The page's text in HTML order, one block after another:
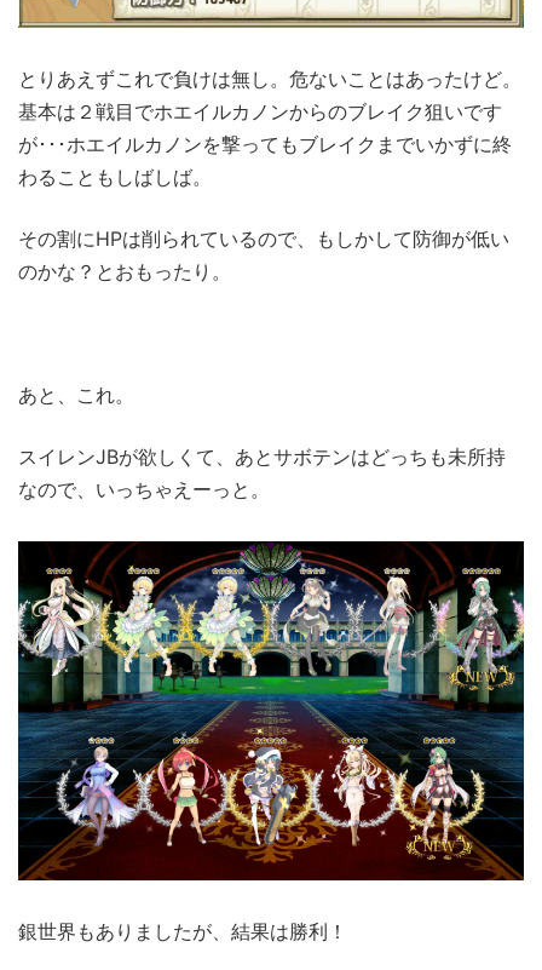
とりあえずこれで負けは無し。危ないことはあったけど。
基本は２戦目でホエイルカノンからのブレイク狙いです
が･･･ホエイルカノンを撃ってもブレイクまでいかずに終
わることもしばしば。
その割にHPは削られているので、もしかして防御が低い
のかな？とおもったり。
あと、これ。
スイレンJBが欲しくて、あとサボテンはどっちも未所持
なので、いっちゃえーっと。
銀世界もありましたが、結果は勝利！